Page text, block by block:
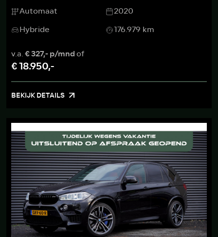
Automaat
2020
Hybride
176.979 km
v.a.€ 327,- p/mndof
€ 18.950,-
BEKIJK DETAILS